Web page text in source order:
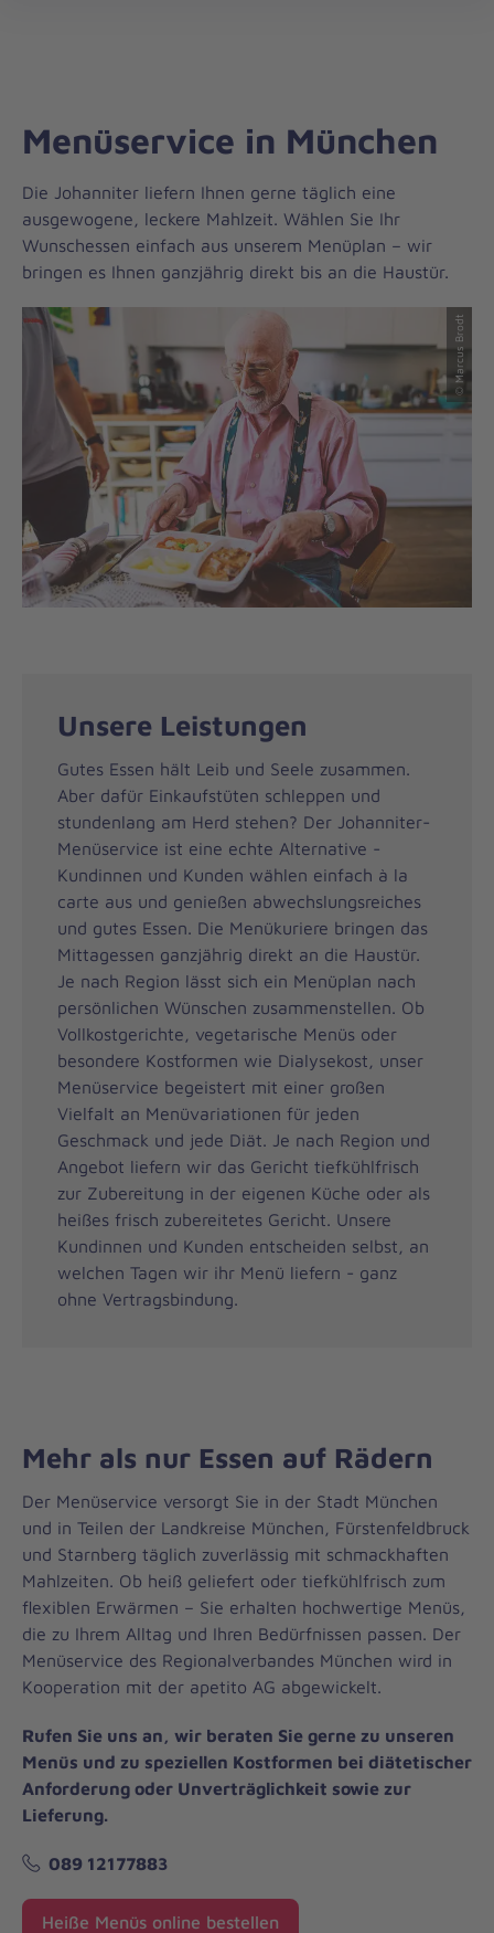
Menüservice in München
Die Johanniter liefern Ihnen gerne täglich eine
ausgewogene, leckere Mahlzeit. Wählen Sie Ihr
Wunschessen einfach aus unserem Menüplan – wir
bringen es Ihnen ganzjährig direkt bis an die Haustür.
© Marcus Brodt
Unsere Leistungen
Gutes Essen hält Leib und Seele zusammen.
Aber dafür Einkaufstüten schleppen und
stundenlang am Herd stehen? Der Johanniter-
Menüservice ist eine echte Alternative -
Kundinnen und Kunden wählen einfach à la
carte aus und genießen abwechslungsreiches
und gutes Essen. Die Menükuriere bringen das
Mittagessen ganzjährig direkt an die Haustür.
Je nach Region lässt sich ein Menüplan nach
persönlichen Wünschen zusammenstellen. Ob
Vollkostgerichte, vegetarische Menüs oder
besondere Kostformen wie Dialysekost, unser
Menüservice begeistert mit einer großen
Vielfalt an Menüvariationen für jeden
Geschmack und jede Diät. Je nach Region und
Angebot liefern wir das Gericht tiefkühlfrisch
zur Zubereitung in der eigenen Küche oder als
heißes frisch zubereitetes Gericht. Unsere
Kundinnen und Kunden entscheiden selbst, an
welchen Tagen wir ihr Menü liefern - ganz
ohne Vertragsbindung.
Mehr als nur Essen auf Rädern
Der Menüservice versorgt Sie in der Stadt München
und in Teilen der Landkreise München, Fürstenfeldbruck
und Starnberg täglich zuverlässig mit schmackhaften
Mahlzeiten. Ob heiß geliefert oder tiefkühlfrisch zum
flexiblen Erwärmen – Sie erhalten hochwertige Menüs,
die zu Ihrem Alltag und Ihren Bedürfnissen passen. Der
Menüservice des Regionalverbandes München wird in
Kooperation mit der apetito AG abgewickelt.
Rufen Sie uns an, wir beraten Sie gerne zu unseren
Menüs und zu speziellen Kostformen bei diätetischer
Anforderung oder Unverträglichkeit sowie zur
Lieferung.
089 12177883
Heiße Menüs online bestellen